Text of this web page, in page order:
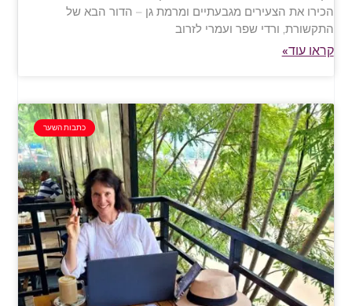
הכירו את הצעירים מגבעתיים ומרמת גן – הדור הבא של
התקשורת, ורדי שפר ועמרי לזרוב
קראו עוד»
כתבות השער